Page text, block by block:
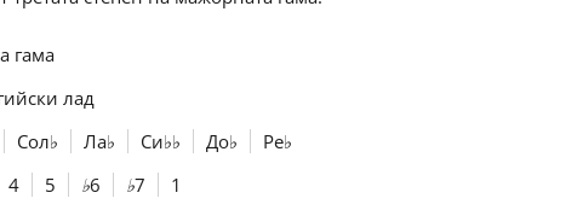
гама
лад
Сол♭ Ла♭ Си♭♭ До♭ Ре♭
4 5 ♭6 ♭7 1